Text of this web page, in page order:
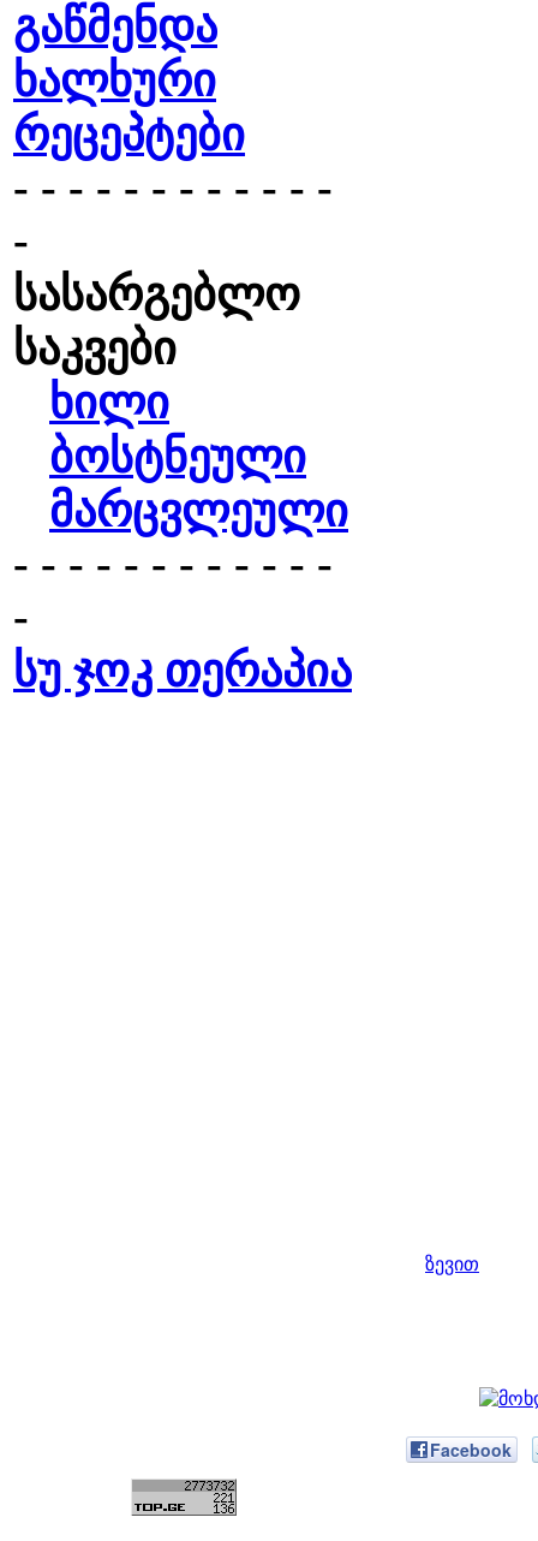
გაწმენდა
ხალხური
რეცეპტები
- - - - - - - - - - - -
-
სასარგებლო
საკვები
ხილი
ბოსტნეული
მარცვლეული
- - - - - - - - - - - -
-
სუ ჯოკ თერაპია
ზევით
Facebook